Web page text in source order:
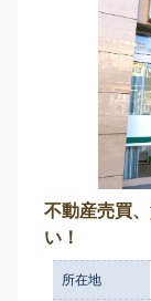
不動産売買
い！
所在地